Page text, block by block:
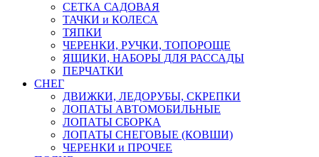
СЕТКА САДОВАЯ
ТАЧКИ и КОЛЕСА
ТЯПКИ
ЧЕРЕНКИ, РУЧКИ, ТОПОРОЩЕ
ЯЩИКИ, НАБОРЫ ДЛЯ РАССАДЫ
ПЕРЧАТКИ
СНЕГ
ДВИЖКИ, ЛЕДОРУБЫ, СКРЕПКИ
ЛОПАТЫ АВТОМОБИЛЬНЫЕ
ЛОПАТЫ СБОРКА
ЛОПАТЫ СНЕГОВЫЕ (КОВШИ)
ЧЕРЕНКИ и ПРОЧЕЕ